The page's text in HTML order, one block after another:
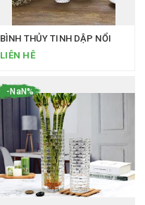
BÌNH THỦY TINH DẬP NỔI
LIÊN HÊ
-NaN%